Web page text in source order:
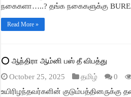
நகைகளா…..? தங்க நகைகளுக்கு
Read More »
⭕ ஆந்திரா ஆம்னி பஸ் தீ விபத்து
October 25, 2025
தமிழ் 0
உயிரிழந்தவர்களின் குடும்பத்தினருக்கு